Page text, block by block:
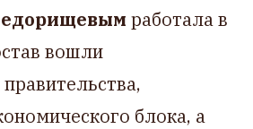
работала в
вошли
блока, а